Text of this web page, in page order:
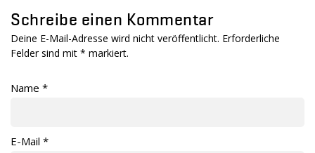
Schreibe einen Kommentar
Deine E-Mail-Adresse wird nicht veröffentlicht. Erforderliche
Felder sind mit * markiert.
Name *
E-Mail *